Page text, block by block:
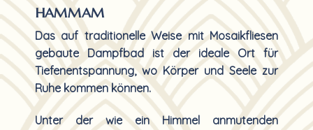
HAMMAM
Das auf traditionelle Weise mit Mosaikfliesen
gebaute Dampfbad ist der ideale Ort für
Tiefenentspannung, wo Körper und Seele zur
Ruhe kommen können.
Unter der wie ein Himmel anmutenden